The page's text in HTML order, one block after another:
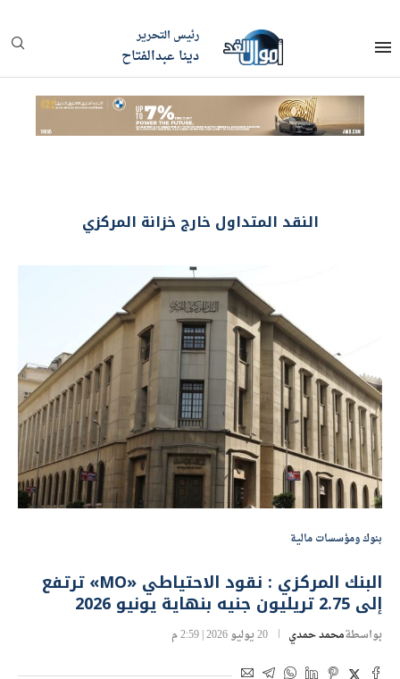
رئيس التحرير
دينا عبدالفتاح
النقد المتداول خارج خزانة المركزي
بنوك ومؤسسات مالية
البنك المركزي : نقود الاحتياطي «MO» ترتفع
إلى 2.75 تريليون جنيه بنهاية يونيو 2026
بواسطةمحمد حمدي 20 يوليو 2026 | 2:59 م